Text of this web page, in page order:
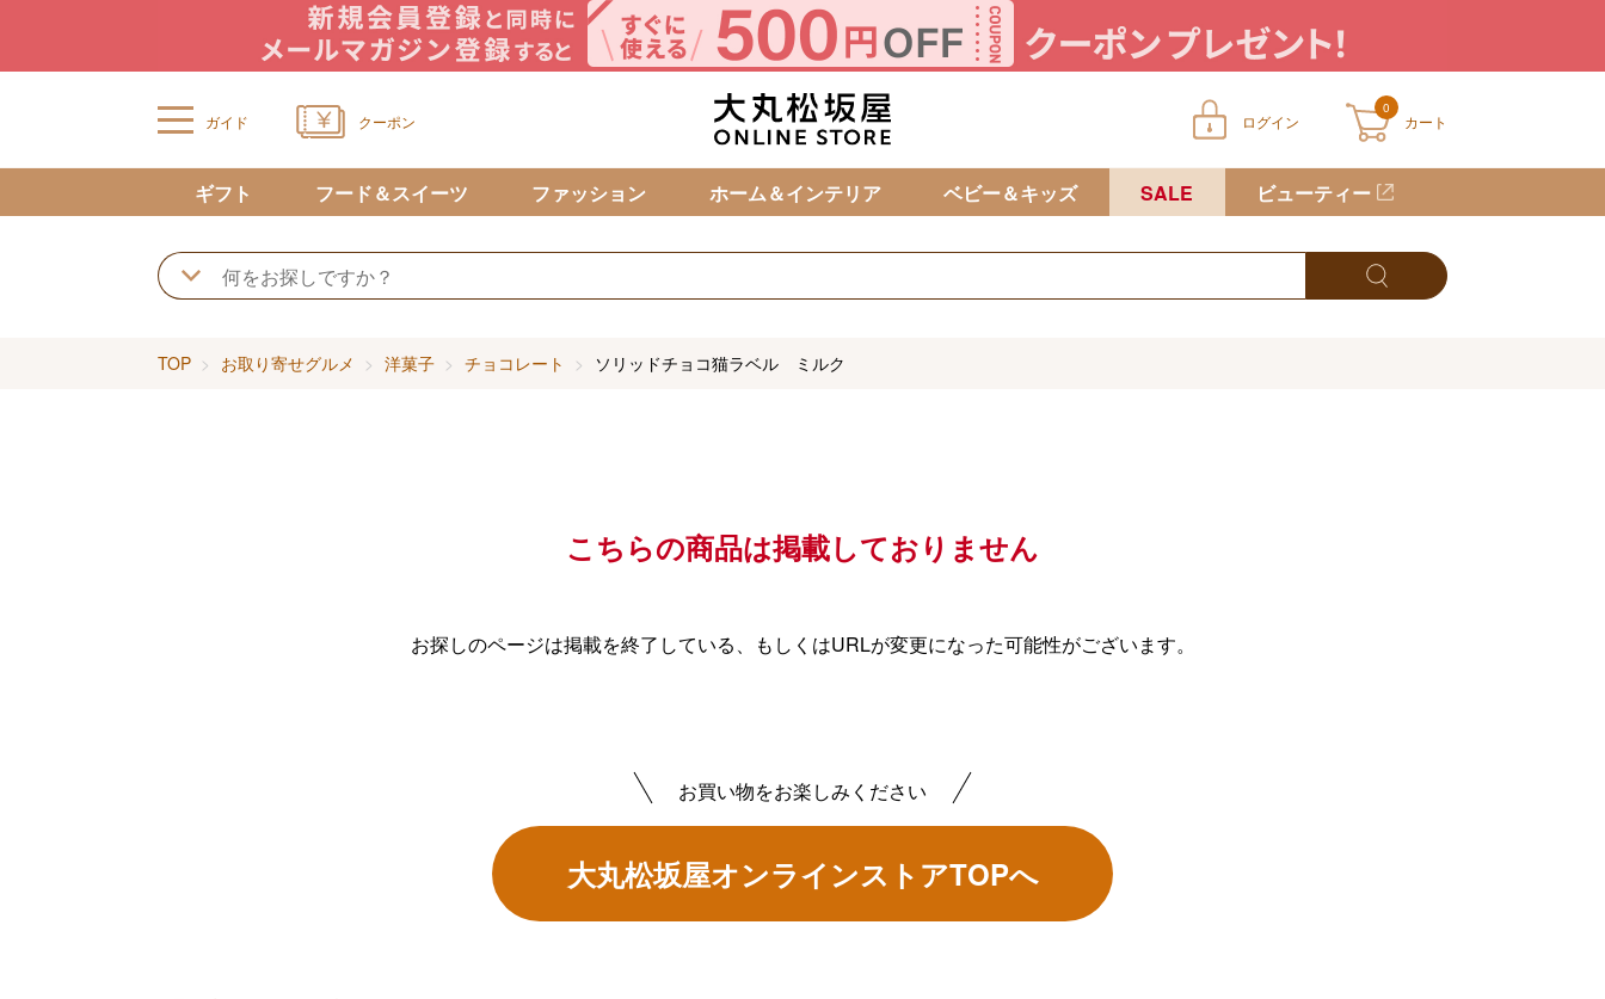
ガイド クーポン ログイン
0
カート
カートに商品が入っていません
ギフト フード＆スイーツ ファッション ホーム＆インテリア ベビー＆キッズ SALE ビューティー
TOP お取り寄せグルメ 洋菓子 チョコレート ソリッドチョコ猫ラベル ミルク
こちらの商品は掲載しておりません
お探しのページは掲載を終了している、もしくはURLが変更になった可能性がございます。
お買い物をお楽しみください
大丸松坂屋オンラインストアTOPへ